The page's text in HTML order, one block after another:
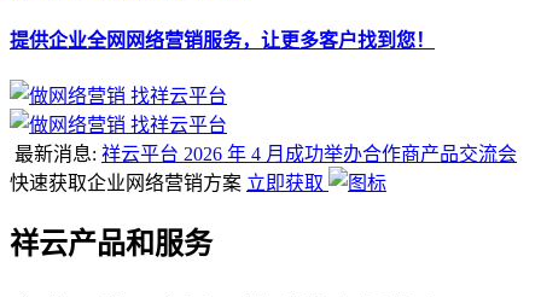
提供企业全网网络营销服务，让更多客户找到您！
最新消息: 祥云平台 2026 年 4 月成功举办合作商产品交流会
快速获取企业网络营销方案 立即获取
祥云产品和服务